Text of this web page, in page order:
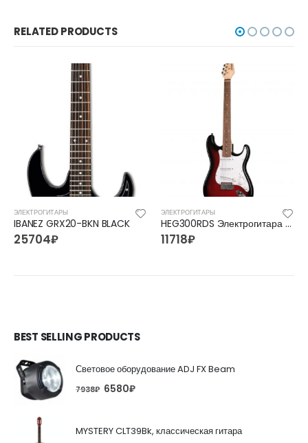
RELATED PRODUCTS
ЭЛЕКТРОГИТАРЫ
IBANEZ GRX20-BKN BLACK
25704₽
ЭЛЕКТРОГИТАРЫ
HEG300RDS Электрогитара Homage
11718₽
BEST SELLING PRODUCTS
Световое оборудование ADJ FX Beam
7938₽ 6580₽
MYSTERY CLT39Bk, классическая гитара